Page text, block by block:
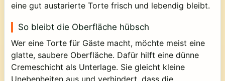
eine gut austarierte Torte frisch und lebendig bleibt.
So bleibt die Oberfläche hübsch
Wer eine Torte für Gäste macht, möchte meist eine
glatte, saubere Oberfläche. Dafür hilft eine dünne
Cremeschicht als Unterlage. Sie gleicht kleine